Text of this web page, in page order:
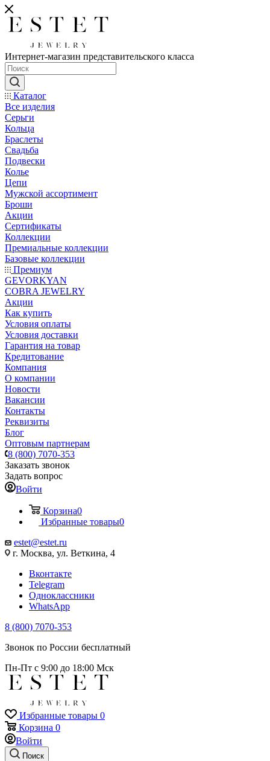
Интернет-магазин представительского класса
Каталог
Все изделия
Серьги
Кольца
Браслеты
Свадьба
Подвески
Колье
Цепи
Мужской ассортимент
Броши
Акции
Сертификаты
Коллекции
Премиальные коллекции
Базовые коллекции
Премиум
GEVORKYAN
COBRA JEWELRY
Акции
Как купить
Условия оплаты
Условия доставки
Гарантия на товар
Кредитование
Компания
О компании
Новости
Вакансии
Контакты
Реквизиты
Блог
Оптовым партнерам
8 (800) 7070-353
Заказать звонок
Задать вопрос
Войти
Корзина0
Избранные товары0
estet@estet.ru
г. Москва, ул. Веткина, 4
Вконтакте
Telegram
Одноклассники
WhatsApp
8 (800) 7070-353
Звонок по России бесплатный
Пн-Пт с 9:00 до 18:00 Мск
Избранные товары 0
Корзина 0
Войти
Поиск